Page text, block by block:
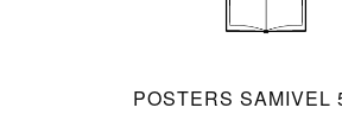
POSTERS SAMIVEL